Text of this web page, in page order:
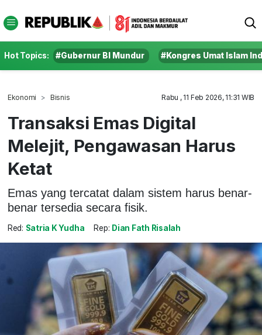
Hot Topics: #Gubernur BI Mundur #Kongres Umat Islam
Ekonomi Bisnis Rabu , 11 Feb 2026, 11:31 WIB
Transaksi Emas Digital
Melejit, Pengawasan Harus
Ketat
Emas yang tercatat dalam sistem harus benar-
benar tersedia secara fisik.
Red: Satria K Yudha Rep: Dian Fath Risalah